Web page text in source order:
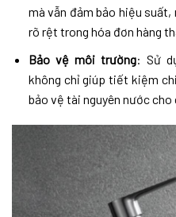
mà vẫn đảm bảo hiệu
rõ rệt trong hóa đơn hàng
Bảo vệ môi trường: Sử
không chỉ giúp tiết kiệm
bảo vệ tài nguyên nước cho